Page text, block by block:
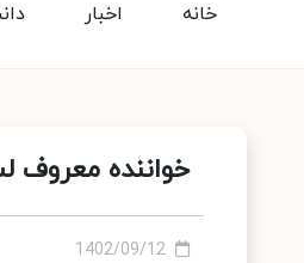
اخبار خانه
خواننده
1402/09/12